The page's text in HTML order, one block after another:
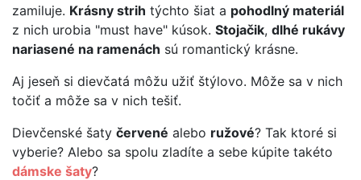
zamiluje. Krásny strih týchto šiat a pohodlný materiál
z nich urobia "must have" kúsok. Stojačik, dlhé rukávy
nariasené na ramenách sú romantický krásne.
Aj jeseň si dievčatá môžu užiť štýlovo. Môže sa v nich
točiť a môže sa v nich tešiť.
Dievčenské šaty červené alebo ružové? Tak ktoré si
vyberie? Alebo sa spolu zladíte a sebe kúpite takéto
dámske šaty?